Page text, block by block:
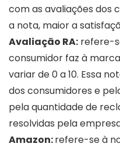
com as avaliações dos
a nota, maior a
Avaliação RA: refere-
consumidor faz à
variar de 0 a 10. Essa
dos consumidores e
pela quantidade de
resolvidas pela
Amazon:refere-se à